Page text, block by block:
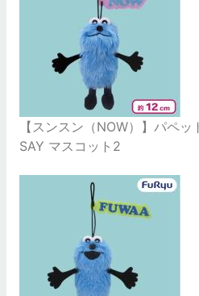
【スンスン（NOW）】パペ
SAY マスコット2